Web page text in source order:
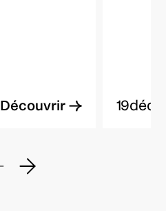
Découvrir → déc
19